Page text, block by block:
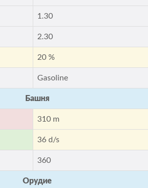
1.30
2.30
20 %
Gasoline
Башня
310 m
36 d/s
360
Орудие